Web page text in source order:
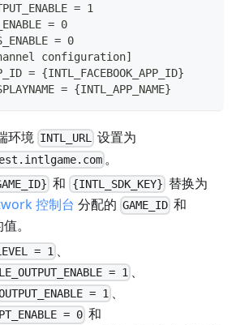
= 1
= 0
= 0
configuration]
= {INTL_FACEBOOK_APP_ID}
= {INTL_APP_NAME}
环境 INTL_URL 设置为
。
和 {INTL_SDK_KEY} 替换为
控制台 分配的 GAME_ID 和
。
= 1 、
= 1 、
= 1 、
= 0 和